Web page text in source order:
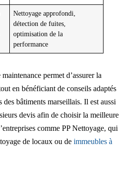
Nettoyage approfondi,
détection de fuites,
optimisation de la
performance
permet d’assurer la
en bénéficiant de conseils adaptés
bâtiments marseillais. Il est aussi
devis afin de choisir la meilleure
comme PP Nettoyage, qui
de locaux ou de immeubles à